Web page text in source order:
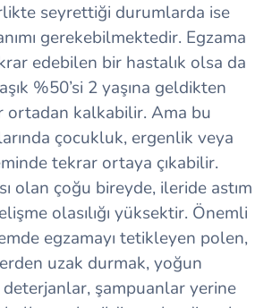
seyrettiği durumlarda ise
gerekebilmektedir. Egzama
edebilen bir hastalık olsa da
%50’si 2 yaşına geldikten
ortadan kalkabilir. Ama bu
çocukluk, ergenlik veya
tekrar ortaya çıkabilir.
olan çoğu bireyde, ileride astım
olasılığı yüksektir. Önemli
egzamayı tetikleyen polen,
uzak durmak, yoğun
şampuanlar yerine